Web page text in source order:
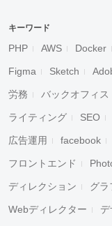
キーワード
PHP AWS Docker
Figma Sketch
労務 バックオフィス
ライティング SEO
広告運用 facebook
フロントエンド
ディレクション グラ
Webディレクター デ